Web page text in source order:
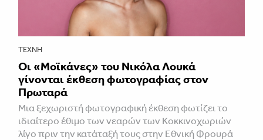
ΤΈΧΝΗ
Οι «Μοϊκάνες» του Νικόλα Λουκά
γίνονται έκθεση φωτογραφίας στον
Πρωταρά
Μια ξεχωριστή φωτογραφική έκθεση φωτίζει το
ιδιαίτερο έθιμο των νεαρών των Κοκκινοχωριών
λίγο πριν την κατάταξή τους στην Εθνική Φρουρά